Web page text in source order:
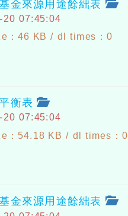
金來源用途餘絀表
20 07:45:04
：46 KB /dl times：0
衡表
20 07:45:04
：54.18 KB / dl times：0
金來源用途餘絀表